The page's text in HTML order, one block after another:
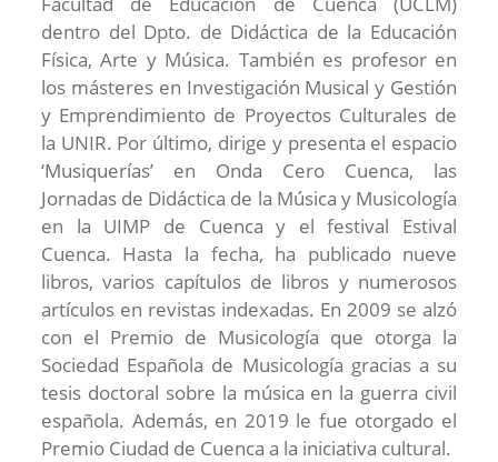
dentro del Dpto. de Didáctica de la Educación
Física, Arte y Música. También es profesor en
los másteres en Investigación Musical y Gestión
y Emprendimiento de Proyectos Culturales de
la UNIR. Por último, dirige y presenta el espacio
‘Musiquerías’ en Onda Cero Cuenca, las
Jornadas de Didáctica de la Música y Musicología
en la UIMP de Cuenca y el festival Estival
Cuenca. Hasta la fecha, ha publicado nueve
libros, varios capítulos de libros y numerosos
artículos en revistas indexadas. En 2009 se alzó
con el Premio de Musicología que otorga la
Sociedad Española de Musicología gracias a su
tesis doctoral sobre la música en la guerra civil
española. Además, en 2019 le fue otorgado el
Premio Ciudad de Cuenca a la iniciativa cultural.